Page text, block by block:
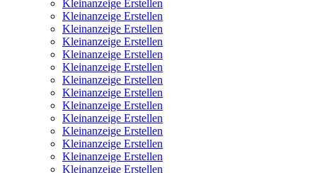
Kleinanzeige Erstellen
Kleinanzeige Erstellen
Kleinanzeige Erstellen
Kleinanzeige Erstellen
Kleinanzeige Erstellen
Kleinanzeige Erstellen
Kleinanzeige Erstellen
Kleinanzeige Erstellen
Kleinanzeige Erstellen
Kleinanzeige Erstellen
Kleinanzeige Erstellen
Kleinanzeige Erstellen
Kleinanzeige Erstellen
Kleinanzeige Erstellen